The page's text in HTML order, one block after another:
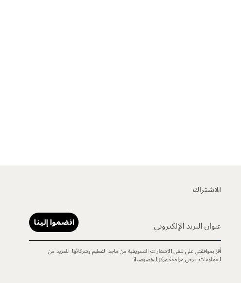
الاشتراك
عنوان البريد الإلكتروني انضموا إلينا
أقرّ بموافقتي على تلقي الإشعارات التسويقية من ماجد الفطيم وشركائها. للمزيد من
المعلومات، يرجى مراجعةمركز الخصوصية